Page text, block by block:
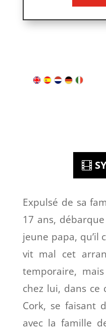
Expulsé de sa
17 ans,
jeune papa, qu’il
vit mal cet
temporaire,
chez lui, dans
Cork, se faisant
avec la famille